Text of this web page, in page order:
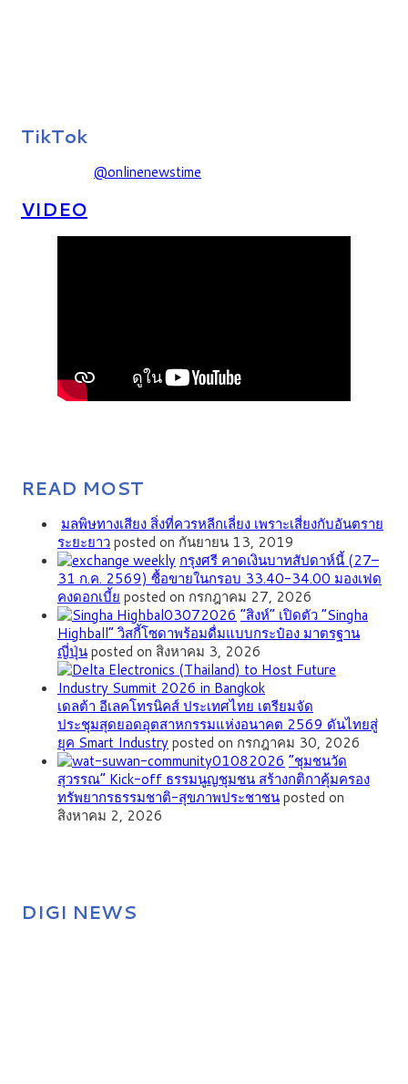
TikTok
@onlinenewstime
VIDEO
READ MOST
มลพิษทางเสียง สิ่งที่ควรหลีกเลี่ยง เพราะเสี่ยงกับอันตราย
ระยะยาวposted on กันยายน 13, 2019
กรุงศรี คาดเงินบาทสัปดาห์นี้ (27–
31 ก.ค. 2569) ซื้อขายในกรอบ 33.40-34.00 มองเฟด
คงดอกเบี้ย posted on กรกฎาคม 27, 2026
“สิงห์” เปิดตัว “Singha
Highball” วิสกี้โซดาพร้อมดื่มแบบกระป๋อง มาตรฐาน
ญี่ปุ่นposted on สิงหาคม 3, 2026
เดลต้า อีเลคโทรนิคส์ ประเทศไทย เตรียมจัด
ประชุมสุดยอดอุตสาหกรรมแห่งอนาคต 2569 ดันไทยสู่
ยุค Smart Industryposted on กรกฎาคม 30, 2026
”ชุมชนวัด
สุวรรณ” Kick-off ธรรมนูญชุมชน สร้างกติกาคุ้มครอง
ทรัพยากรธรรมชาติ-สุขภาพประชาชนposted on
สิงหาคม 2, 2026
DIGI NEWS